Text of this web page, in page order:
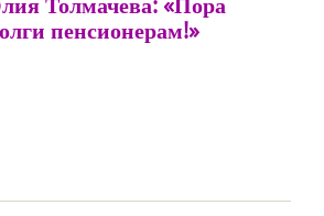
пенсионерам!»